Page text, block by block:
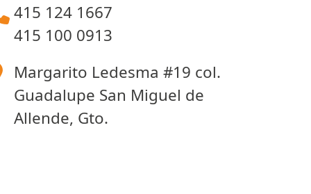
415 124 1667
415 100 0913
Margarito Ledesma #19 col.
Guadalupe San Miguel de
Allende, Gto.